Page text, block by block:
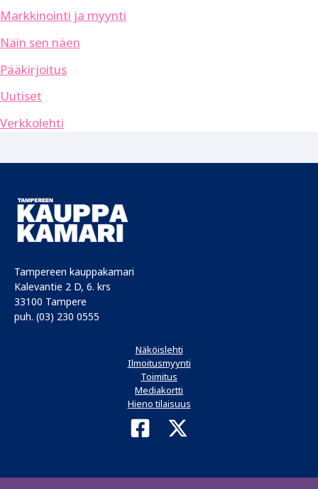
Markkinointi ja myynti
Näin sen näen
Pääkirjoitus
Uutiset
Verkkolehti
Tampereen kauppakamari
Kalevantie 2 D, 6. krs
33100 Tampere
puh. (03) 230 0555
Näköislehti
Ilmoitusmyynti
Toimitus
Mediakortti
Hieno tilaisuus